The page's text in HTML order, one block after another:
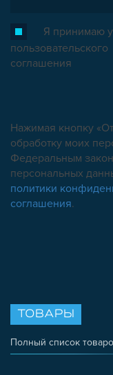
Я принимаю
пользовательского
соглашения
Нажимая кнопку
обработку моих
Федеральным
персональных
политики
соглашения.
ТОВАРЫ
Полный список